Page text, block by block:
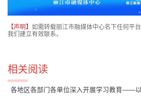
【声明】 如需转载丽江市融媒体中心名下任何平
我们建立有效联系。
相关阅读
各地区各部门各单位深入开展学习教育——